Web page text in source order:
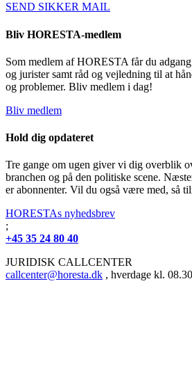
SEND SIKKER MAIL
Bliv HORESTA-medlem
Som medlem af HORESTA får du
og jurister samt råd og vejledning til at
og problemer. Bliv medlem i dag!
Bliv medlem
Hold dig opdateret
Tre gange om ugen giver vi dig overblik
branchen og på den politiske scene.
er abonnenter. Vil du også være med, så
HORESTAs nyhedsbrev
;
+45 35 24 80 40
JURIDISK CALLCENTER
callcenter@horesta.dk , hverdage kl.